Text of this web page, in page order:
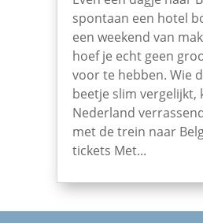
spontaan een hotel
een weekend van
hoef je echt geen
voor te hebben. Wie
beetje slim vergelijkt,
Nederland
met de trein naar
tickets Met...